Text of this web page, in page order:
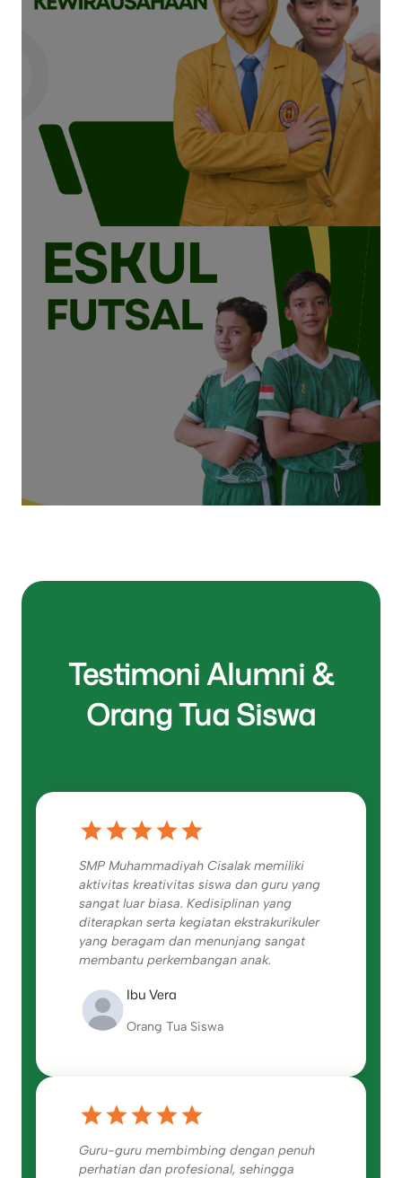
Selengkapnya
Testimoni Alumni &
Orang Tua Siswa
SMP Muhammadiyah Cisalak memiliki
aktivitas kreativitas siswa dan guru yang
sangat luar biasa. Kedisiplinan yang
diterapkan serta kegiatan ekstrakurikuler
yang beragam dan menunjang sangat
membantu perkembangan anak.
Ibu Vera
Orang Tua Siswa
Guru-guru membimbing dengan penuh
perhatian dan profesional, sehingga